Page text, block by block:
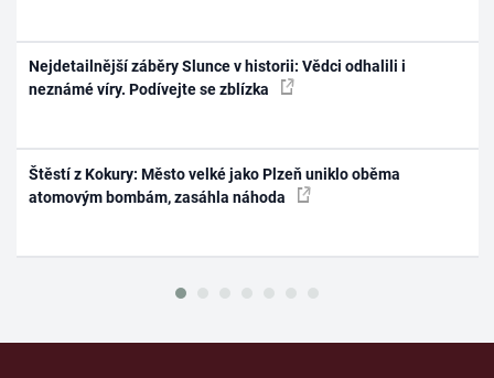
Nejdetailnější záběry Slunce v historii: Vědci odhalili i
neznámé víry. Podívejte se zblízka
Štěstí z Kokury: Město velké jako Plzeň uniklo oběma
atomovým bombám, zasáhla náhoda